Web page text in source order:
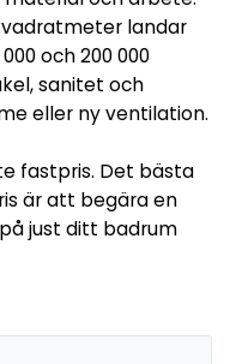
landar
och 200 000
sanitet och
eller ny ventilation.
fastpris. Det bästa
är att begära en
just ditt badrum